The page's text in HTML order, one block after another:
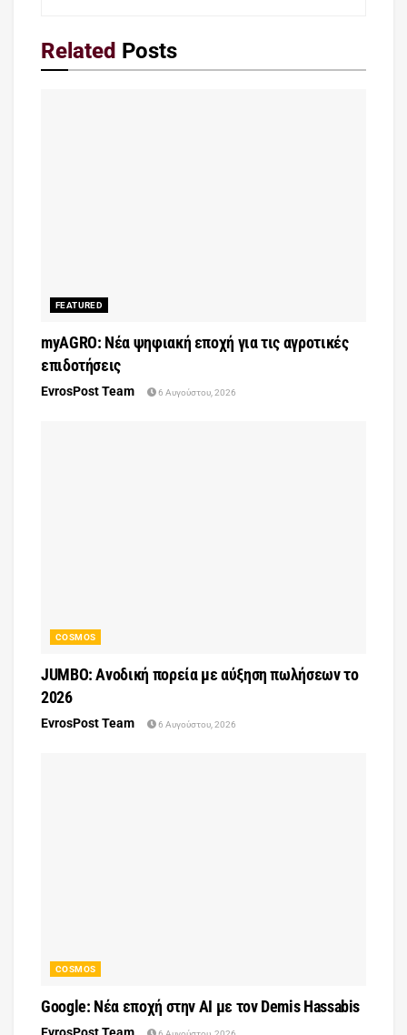
Related Posts
FEATURED
myAGRO: Νέα ψηφιακή εποχή για τις αγροτικές
επιδοτήσεις
EvrosPost Team 6 Αυγούστου, 2026
COSMOS
JUMBO: Ανοδική πορεία με αύξηση πωλήσεων το
2026
EvrosPost Team 6 Αυγούστου, 2026
COSMOS
Google: Νέα εποχή στην AI με τον Demis Hassabis